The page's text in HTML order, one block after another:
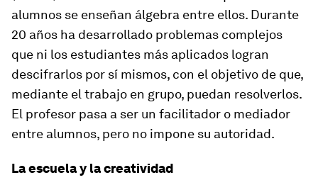
alumnos se enseñan álgebra entre ellos. Durante
20 años ha desarrollado problemas complejos
que ni los estudiantes más aplicados logran
descifrarlos por sí mismos, con el objetivo de que,
mediante el trabajo en grupo, puedan resolverlos.
El profesor pasa a ser un facilitador o mediador
entre alumnos, pero no impone su autoridad.
La escuela y la creatividad